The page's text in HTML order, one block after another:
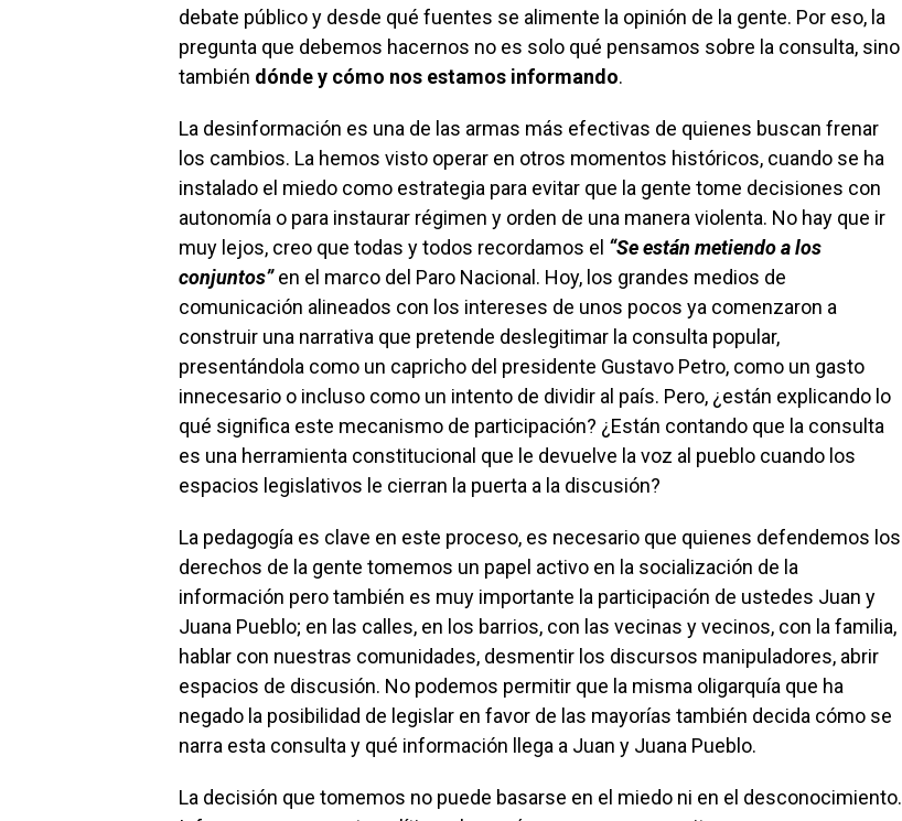
debate público y desde qué fuentes se alimente la opinión de la gente. Por eso, la
pregunta que debemos hacernos no es solo qué pensamos sobre la consulta, sino
también dónde y cómo nos estamos informando.
La desinformación es una de las armas más efectivas de quienes buscan frenar
los cambios. La hemos visto operar en otros momentos históricos, cuando se ha
instalado el miedo como estrategia para evitar que la gente tome decisiones con
autonomía o para instaurar régimen y orden de una manera violenta. No hay que ir
muy lejos, creo que todas y todos recordamos el “Se están metiendo a los
conjuntos”en el marco del Paro Nacional. Hoy, los grandes medios de
comunicación alineados con los intereses de unos pocos ya comenzaron a
construir una narrativa que pretende deslegitimar la consulta popular,
presentándola como un capricho del presidente Gustavo Petro, como un gasto
innecesario o incluso como un intento de dividir al país. Pero, ¿están explicando lo
qué significa este mecanismo de participación? ¿Están contando que la consulta
es una herramienta constitucional que le devuelve la voz al pueblo cuando los
espacios legislativos le cierran la puerta a la discusión?
La pedagogía es clave en este proceso, es necesario que quienes defendemos los
derechos de la gente tomemos un papel activo en la socialización de la
información pero también es muy importante la participación de ustedes Juan y
Juana Pueblo; en las calles, en los barrios, con las vecinas y vecinos, con la familia,
hablar con nuestras comunidades, desmentir los discursos manipuladores, abrir
espacios de discusión. No podemos permitir que la misma oligarquía que ha
negado la posibilidad de legislar en favor de las mayorías también decida cómo se
narra esta consulta y qué información llega a Juan y Juana Pueblo.
La decisión que tomemos no puede basarse en el miedo ni en el desconocimiento.